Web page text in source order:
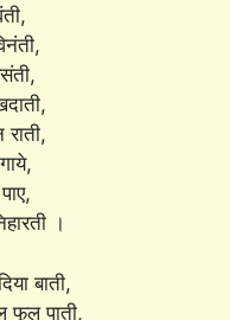
।
बाती,
फूल पाती,